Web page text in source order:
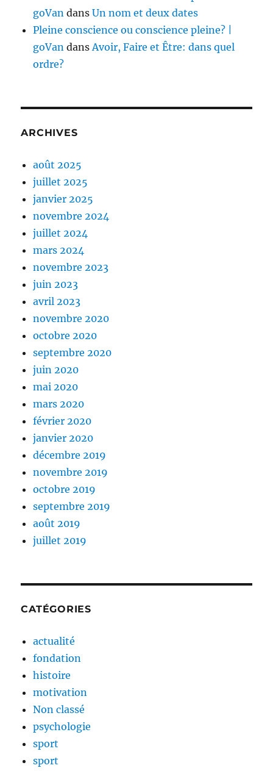
goVan dansUn nom et deux dates
Pleine conscience ou conscience pleine? |
goVan dansAvoir, Faire et Être: dans quel
ordre?
ARCHIVES
août 2025
juillet 2025
janvier 2025
novembre 2024
juillet 2024
mars 2024
novembre 2023
juin 2023
avril 2023
novembre 2020
octobre 2020
septembre 2020
juin 2020
mai 2020
mars 2020
février 2020
janvier 2020
décembre 2019
novembre 2019
octobre 2019
septembre 2019
août 2019
juillet 2019
CATÉGORIES
actualité
fondation
histoire
motivation
Non classé
psychologie
sport
sport